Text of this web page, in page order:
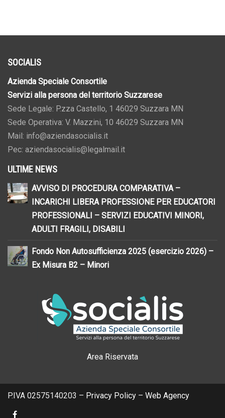
SOCIALIS
Azienda Speciale Consortile
Servizi alla persona del territorio Suzzarese
Sede Legale: P.zza Castello, 1 46029 Suzzara MN
Sede Operativa: V. Mazzini, 10 46029 Suzzara MN
Mail: info@aziendasocialis.it
Pec: aziendasocialis@legalmail.it
ULTIME NEWS
AVVISO DI PROCEDURA COMPARATIVA –
INCARICHI LIBERA PROFESSIONE PER EDUCATORI
PROFESSIONALI – SERVIZI EDUCATIVI MINORI,
ADULTI FRAGILI, DISABILI
Fondo Non Autosufficienza 2025 (esercizio 2026) –
Ex Misura B2 – Minori
Area Riservata
P.IVA 02575140203 – Privacy Policy – Web Agency